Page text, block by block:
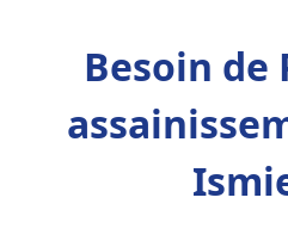
Besoin de